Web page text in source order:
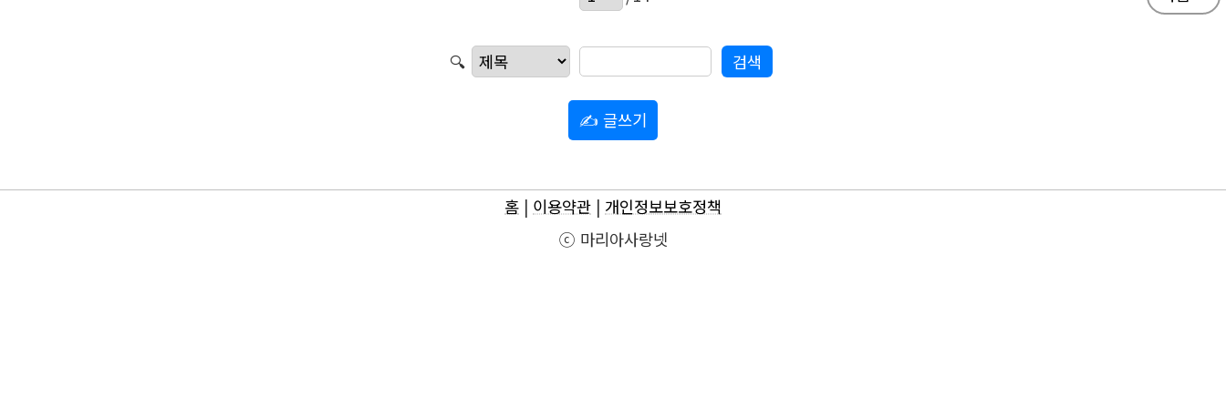
🔍
✍ 글쓰기
홈 | 이용약관 | 개인정보보호정책
ⓒ 마리아사랑넷